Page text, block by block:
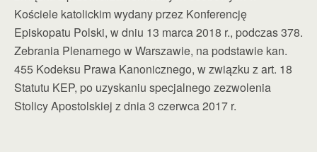
Kościele katolickim wydany przez Konferencję
Episkopatu Polski, w dniu 13 marca 2018 r., podczas 378.
Zebrania Plenarnego w Warszawie, na podstawie kan.
455 Kodeksu Prawa Kanonicznego, w związku z art. 18
Statutu KEP, po uzyskaniu specjalnego zezwolenia
Stolicy Apostolskiej z dnia 3 czerwca 2017 r.